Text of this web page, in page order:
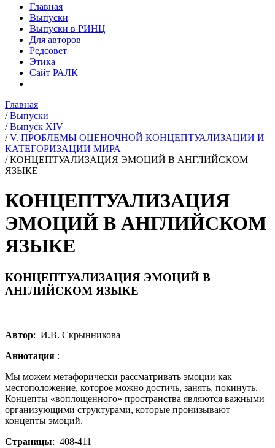
Главная
Выпуски
Выпуски в РИНЦ
Для авторов
Редсовет
Этика
Сайт РАЛК
Главная
/ Выпуски
/ Выпуск XIV
/ V. ПРОБЛЕМЫ ОЦЕНОЧНОЙ КОНЦЕПТУАЛИЗАЦИИ И
КАТЕГОРИЗАЦИИ МИРА
/ КОНЦЕПТУАЛИЗАЦИЯ ЭМОЦИЙ В АНГЛИЙСКОМ
ЯЗЫКЕ
КОНЦЕПТУАЛИЗАЦИЯ
ЭМОЦИЙ В АНГЛИЙСКОМ
ЯЗЫКЕ
КОНЦЕПТУАЛИЗАЦИЯ ЭМОЦИЙ В
АНГЛИЙСКОМ ЯЗЫКЕ
Автор: И.В. Скрынникова
Аннотация :
Мы можем метафорически рассматривать эмоции как
местоположение, которое можно достичь, занять, покинуть.
Концепты «воплощенного» пространства являются важными
организующими структурами, которые пронизывают
концепты эмоций.
Страницы: 408-411